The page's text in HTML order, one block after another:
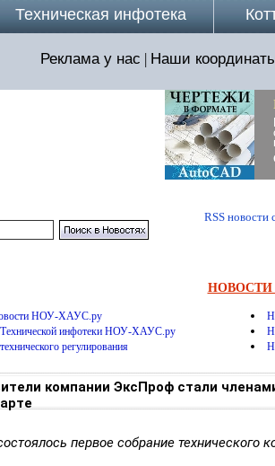
Техническая инфотека
Реклама у нас | Наши
RSS новости
НОВОСТИ
НОУ-ХАУС.ру
инфотеки НОУ-ХАУС.ру
регулирования
компании ЭксПроф стали
первое собрание технического